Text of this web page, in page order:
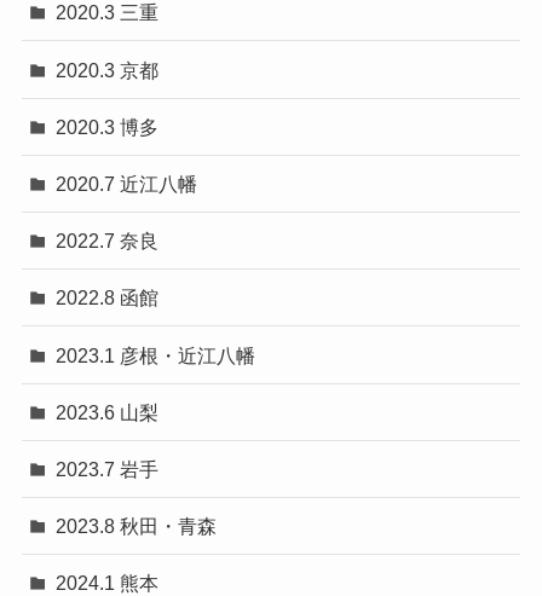
2020.3 三重
2020.3 京都
2020.3 博多
2020.7 近江八幡
2022.7 奈良
2022.8 函館
2023.1 彦根・近江八幡
2023.6 山梨
2023.7 岩手
2023.8 秋田・青森
2024.1 熊本